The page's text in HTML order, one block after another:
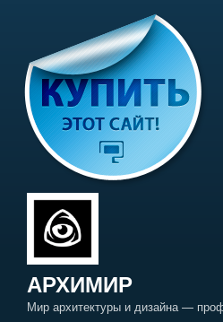
содержимому
АРХИМИР
Мир архитектуры и дизайна —